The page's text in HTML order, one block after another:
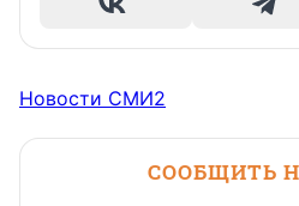
Новости СМИ2
СООБЩИТЬ